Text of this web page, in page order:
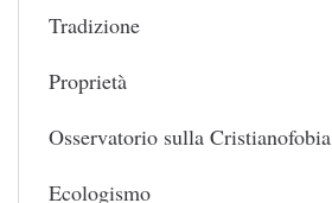
Tradizione
Proprietà
Osservatorio sulla Cristianofobia
Ecologismo